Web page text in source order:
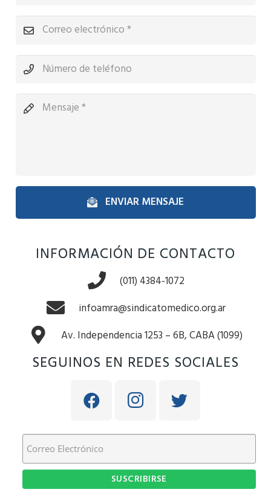
ENVIAR MENSAJE
INFORMACIÓN DE CONTACTO
(011) 4384-1072
infoamra@sindicatomedico.org.ar
Av. Independencia 1253 – 6B, CABA (1099)
SEGUINOS EN REDES SOCIALES